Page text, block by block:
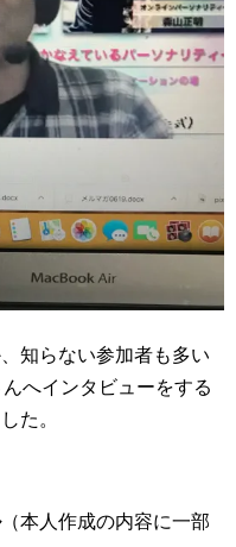
知らない参加者も多い
へインタビューをする
た。
（本人作成の内容に一部